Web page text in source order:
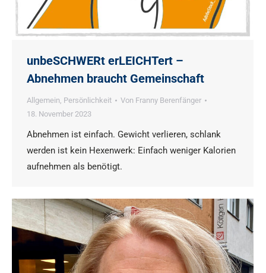
unbeSCHWERt erLEICHTert –
Abnehmen braucht Gemeinschaft
Allgemein, Persönlichkeit Von Franny Berenfänger
18. November 2023
Abnehmen ist einfach. Gewicht verlieren, schlank
werden ist kein Hexenwerk: Einfach weniger Kalorien
aufnehmen als benötigt.